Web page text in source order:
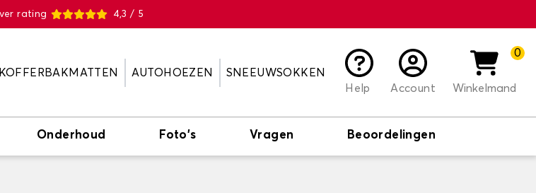
4,3 / 5
KOFFERBAKMATTEN AUTOHOEZEN
SNEEUWSOKKEN
Help
Account
0
Winkelmand
Onderhoud Foto's Vragen Beoordelingen